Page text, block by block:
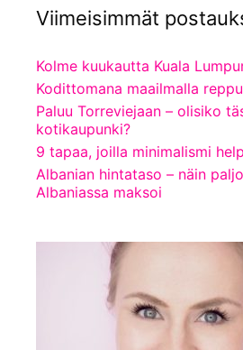
Viimeisimmät
Kolme kuukautta Kuala
Kodittomana maailmalla
Paluu Torreviejaan – olisiko
kotikaupunki?
9 tapaa, joilla minimalismi
Albanian hintataso – näin
Albaniassa maksoi